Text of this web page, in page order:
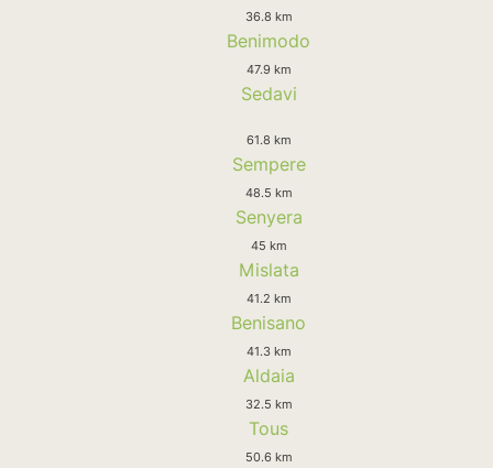
36.8 km
Benimodo
47.9 km
Sedavi
61.8 km
Sempere
48.5 km
Senyera
45 km
Mislata
41.2 km
Benisano
41.3 km
Aldaia
32.5 km
Tous
50.6 km